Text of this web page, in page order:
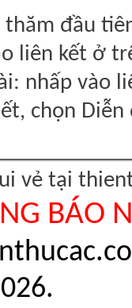
thăm đầu
liên kết ở
nhấp vào
chọn
vẻ tại
BÁO